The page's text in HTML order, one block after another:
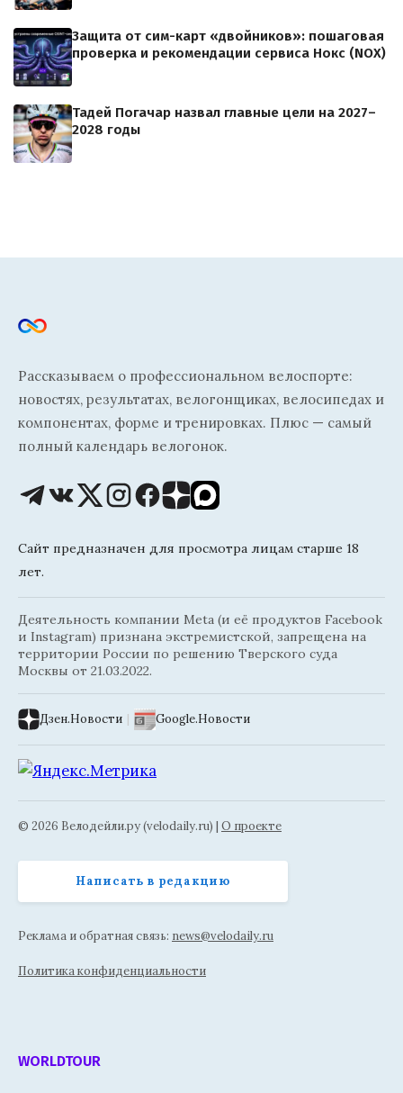
Защита от сим-карт «двойников»: пошаговая
проверка и рекомендации сервиса Нокс (NOX)
Тадей Погачар назвал главные цели на 2027–
2028 годы
Рассказываем о профессиональном велоспорте:
новостях, результатах, велогонщиках, велосипедах и
компонентах, форме и тренировках. Плюс — самый
полный календарь велогонок.
Сайт предназначен для просмотра лицам старше 18
лет.
Деятельность компании Meta (и её продуктов Facebook
и Instagram) признана экстремистской, запрещена на
территории России по решению Тверского суда
Москвы от 21.03.2022.
Дзен.Новости | Google.Новости
© 2026 Велодейли.ру (velodaily.ru) | О проекте
Написать в редакцию
Реклама и обратная связь: news@velodaily.ru
Политика конфиденциальности
WORLDTOUR